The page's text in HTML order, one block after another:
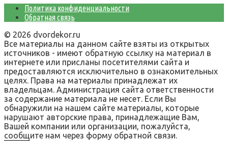
Политика конфиденциальности
Обратная связь
© 2026 dvordekor.ru
Все материалы на данном сайте взяты из открытых
источников - имеют обратную ссылку на материал в
интернете или присланы посетителями сайта и
предоставляются исключительно в ознакомительных
целях. Права на материалы принадлежат их
владельцам. Администрация сайта ответственности
за содержание материала не несет. Если Вы
обнаружили на нашем сайте материалы, которые
нарушают авторские права, принадлежащие Вам,
Вашей компании или организации, пожалуйста,
сообщите нам через форму обратной связи.